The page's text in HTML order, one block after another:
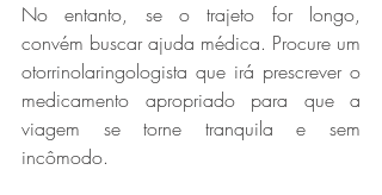
No entanto, se o trajeto for longo,
convém buscar ajuda médica. Procure um
otorrinolaringologista que irá prescrever o
medicamento apropriado para que a
viagem se torne tranquila e sem
incômodo.